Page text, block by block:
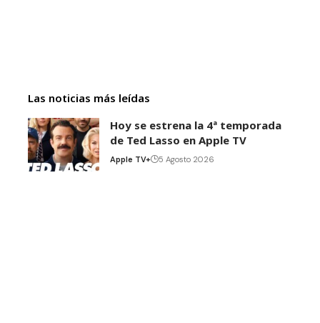
Las noticias más leídas
Hoy se estrena la 4ª temporada
de Ted Lasso en Apple TV
Apple TV+ 5 Agosto 2026